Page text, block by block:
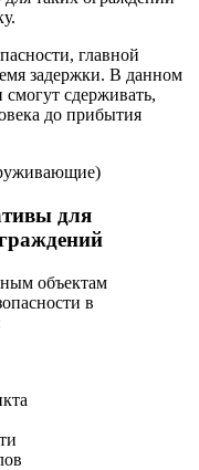
главной
задержки. В данном
сдерживать,
до прибытия
для
объектам
в